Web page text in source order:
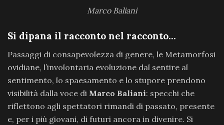
Marco Baliani
Si dipana il racconto nel racconto…
Passaggi di consapevolezza di genere, le Metamorfosi
ovidiane, l’involontaria evoluzione dal sentire al
sentimento, lo spaesamento e lo stupore prendono
visibilità dalla voce di Marco Baliani: specchi che
riflettono agli spettatori rimandi di passato, presente
e, per i più giovani, di futuri ancora in divenire. Si